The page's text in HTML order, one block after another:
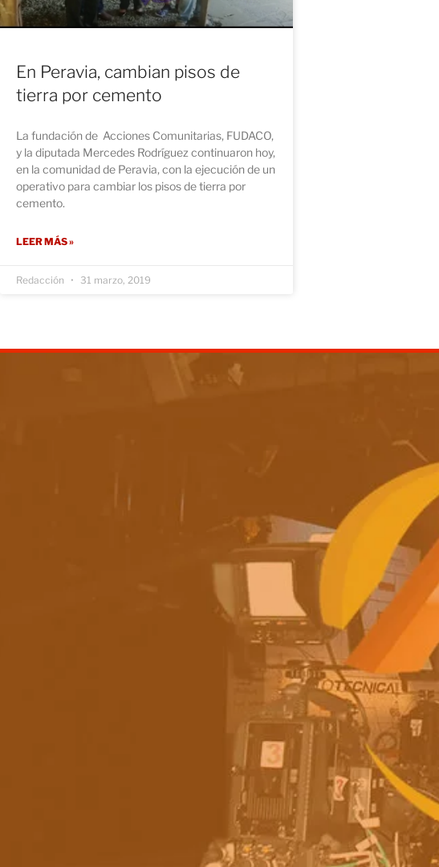
En Peravia, cambian pisos de
tierra por cemento
La fundación de Acciones Comunitarias, FUDACO,
y la diputada Mercedes Rodríguez continuaron hoy,
en la comunidad de Peravia, con la ejecución de un
operativo para cambiar los pisos de tierra por
cemento.
LEER MÁS »
Redacción 31 marzo, 2019